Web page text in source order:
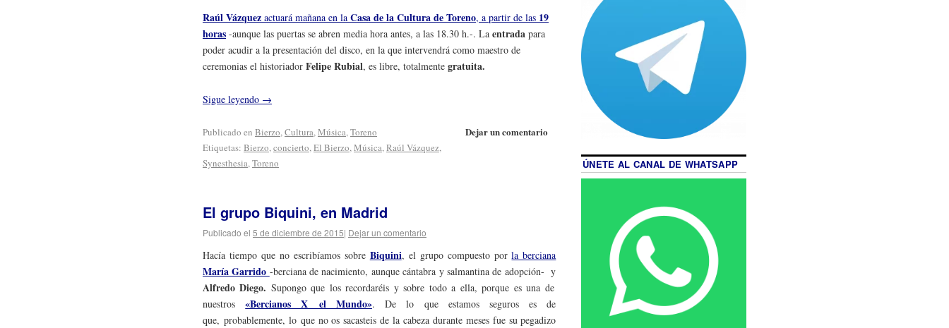
Raúl Vázquez actuará mañana en la Casa de la Cultura de Toreno, a partir de las 19
horas -aunque las puertas se abren media hora antes, a las 18.30 h.-. La entrada para
poder acudir a la presentación del disco, en la que intervendrá como maestro de
ceremonias el historiador Felipe Rubial, es libre, totalmente gratuita.
Sigue leyendo →
Dejar un comentario
Publicado en Bierzo, Cultura, Música, Toreno
Etiquetas: Bierzo, concierto, El Bierzo, Música, Raúl Vázquez,
Synesthesia, Toreno
El grupo Biquini, en Madrid
Publicado el 5 de diciembre de 2015| Dejar un comentario
Hacía tiempo que no escribíamos sobre Biquini, el grupo compuesto porla berciana
María Garrido -berciana de nacimiento, aunque cántabra y salmantina de adopción- y
Alfredo Diego. Supongo que los recordaréis y sobre todo a ella, porque es una de
nuestros«Bercianos X el Mundo». De lo que estamos seguros es de
que, probablemente, lo que no os sacasteis de la cabeza durante meses fue su pegadizo
ÚNETE AL CANAL DE WHATSAPP